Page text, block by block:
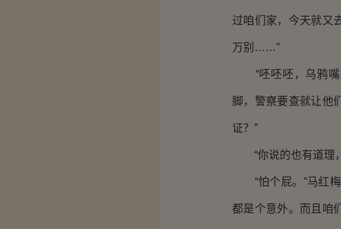
过咱们家，今天就又
万别……”
“呸呸呸，乌鸦嘴
脚，警察要查就让他
证？”
“你说的也有道理
“怕个屁。”马红梅
都是个意外。而且咱